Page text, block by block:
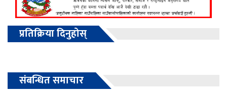
प्रतिक्रिया दिनुहोस्
संबन्धित समाचार